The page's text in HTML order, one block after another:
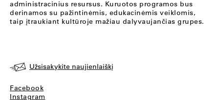
administracinius resursus. Kuruotos programos bus
derinamos su pažintinėmis, edukacinėmis veiklomis,
taip įtraukiant kultūroje mažiau dalyvaujančias grupes.
Užsisakykite naujienlaiškį
Facebook
Instagram